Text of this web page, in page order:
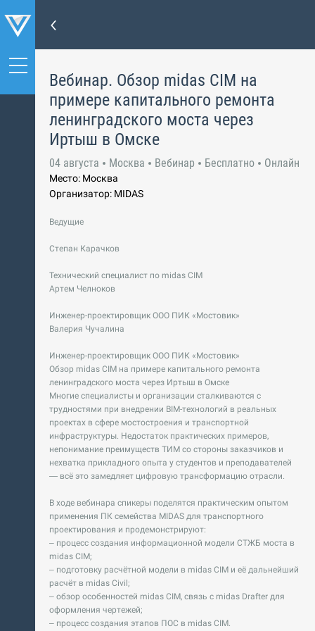
Вебинар. Обзор midas СIM на
примере капитального ремонта
ленинградского моста через
Иртыш в Омске
04 августа Москва Вебинар Бесплатно Онлайн
Место: Москва
Организатор: MIDAS
Ведущие
Степан Карачков
Технический специалист по midas CIM
Артем Челноков
Инженер-проектировщик ООО ПИК «Мостовик»
Валерия Чучалина
Инженер-проектировщик ООО ПИК «Мостовик»
Обзор midas СIM на примере капитального ремонта
ленинградского моста через Иртыш в Омске
Многие специалисты и организации сталкиваются с
трудностями при внедрении BIM-технологий в реальных
проектах в сфере мостостроения и транспортной
инфраструктуры. Недостаток практических примеров,
непонимание преимуществ ТИМ со стороны заказчиков и
нехватка прикладного опыта у студентов и преподавателей
— всё это замедляет цифровую трансформацию отрасли.
В ходе вебинара спикеры поделятся практическим опытом
применения ПК семейства MIDAS для транспортного
проектирования и продемонстрируют:
– процесс создания информационной модели СТЖБ моста в
midas СIM;
– подготовку расчётной модели в midas СIM и её дальнейший
расчёт в midas Civil;
– обзор особенностей midas СIM, связь с midas Drafter для
оформления чертежей;
– процесс создания этапов ПОС в midas CIM.